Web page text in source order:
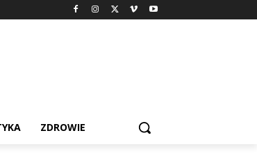
ZDROWIE